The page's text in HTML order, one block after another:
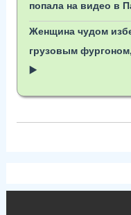
попала на видео в
Женщина чудом
грузовым
▶️